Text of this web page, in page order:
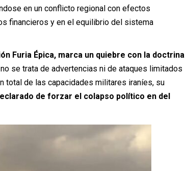
en un conflicto regional con efectos
financieros y en el equilibrio del sistema
Furia Épica, marca un quiebre con la doctrina
se trata de advertencias ni de ataques limitados
total de las capacidades militares iraníes, su
de forzar el colapso político en del